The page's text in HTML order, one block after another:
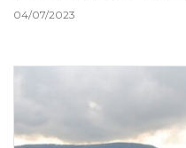
04/07/2023